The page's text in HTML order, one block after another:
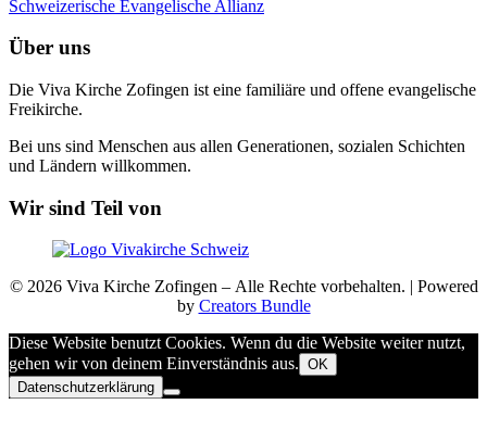
Schweizerische Evangelische Allianz
Über uns
Die Viva Kirche Zofingen ist eine familiäre und offene evangelische
Freikirche.
Bei uns sind Menschen aus allen Generationen, sozialen Schichten
und Ländern willkommen.
Wir sind Teil von
© 2026 Viva Kirche Zofingen – Alle Rechte vorbehalten. | Powered
by Creators Bundle
Diese Website benutzt Cookies. Wenn du die Website weiter nutzt,
gehen wir von deinem Einverständnis aus. OK
Datenschutzerklärung